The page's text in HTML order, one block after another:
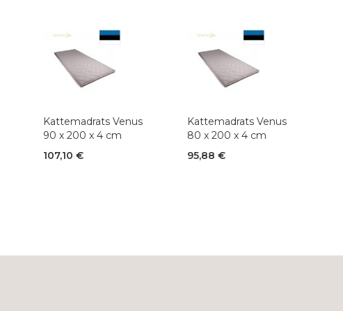
Kattemadrats Venus
90 x 200 x 4 cm
107,10 €
Kattemadrats Venus
80 x 200 x 4 cm
95,88 €